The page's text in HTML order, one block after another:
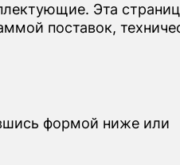
Эта
поставок,
формой ниже или